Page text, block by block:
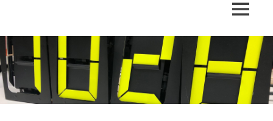
MENU